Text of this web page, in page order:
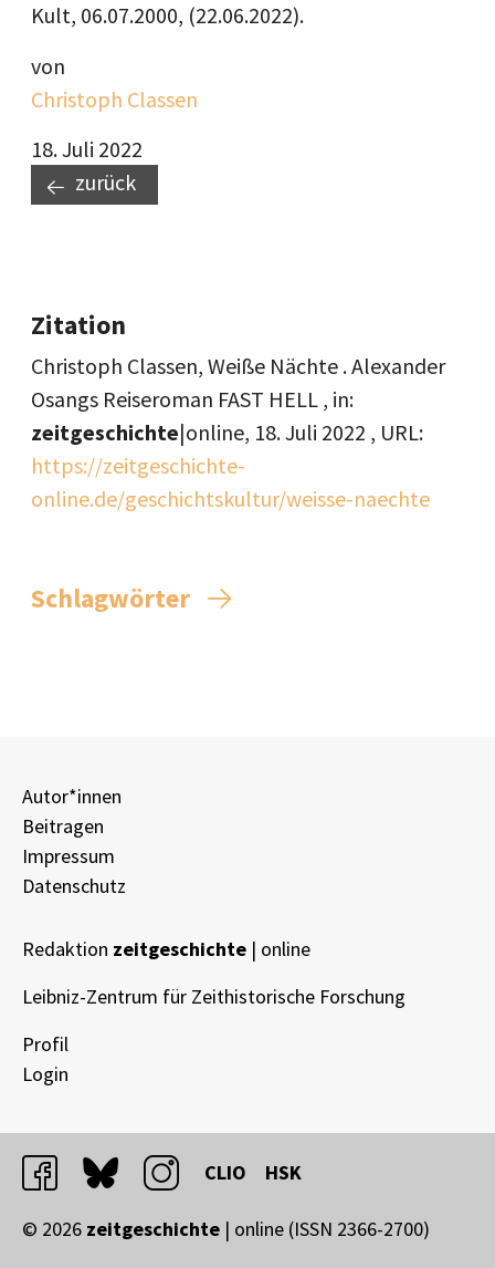
Kult, 06.07.2000, (22.06.2022).
von
Christoph Classen
18. Juli 2022
zurück
Zitation
Christoph Classen, Weiße Nächte . Alexander
Osangs Reiseroman FAST HELL , in:
zeitgeschichte|online, 18. Juli 2022 , URL:
https://zeitgeschichte-
online.de/geschichtskultur/weisse-naechte
Schlagwörter
Autor*innen
Beitragen
Impressum
Datenschutz
Redaktion zeitgeschichte | online
Leibniz-Zentrum für Zeithistorische Forschung
Profil
Login
facebookbluesky instagram
CLIO HSK
© 2026 zeitgeschichte | online (ISSN 2366-2700)